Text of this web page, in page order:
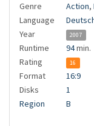
Genre
Action,
Language
Year
2007
Runtime 94min.
Rating
16
Format
16:9
Disks
1
Region
B